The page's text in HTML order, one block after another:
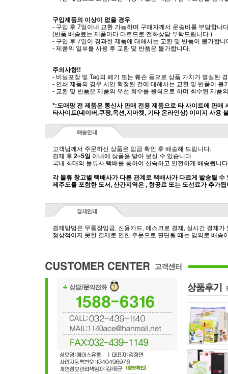
구입제품의 이상이 없을 경우
- 구입 후 7일이내 교환 가능하며 구매자께서 운송비를 부담합니
(반품 배송료는 제품마다 다르므로 전화상담 부탁드립니다.)
- 구입 후 7일이 경과한 제품에 대해서는 교환 및 반품이 불가합니
- 제품의 일부를 사용 후 교환 및 반품은 불가합니다.
주의사항!!
- 비닐포장 및 Tag의 폐기 또는 훼손 등으로 상품 가치가 멸실된
- 인쇄 제품의 경우 시안 확정된 건에 대해서는 교환 및 반품이 불
- 교환 및 반품은 제품의 우선 회수를 원칙으로 하며 회수된 제품
*:도매팡 전 제품은 통신사 판매 전용 제품으로 타 사이트에 판매
타사이트(네이버,쿠팡,옥션,지마켓, 기타 온라인상) 이미지 사용
고객님께서 주문하신 상품은 입금 확인 후 배송해 드립니다.
결제 후 2~5일 이내에 상품을 받아 보실 수 있습니다.
국내 최대의 물류사 택배를 통하여 신속하고 안전하게 배송됩니
각 물류 창고별 택배사가 다른 관계로 택배사가 다르게 발송될 수
제주도를 포함한 도서, 산간지역은 , 항공료 또는 도선료가 추가됩
결제방법은 무통장입금, 신용카드, 에스크로 결제, 실시간 결제가
정상적이지 못한 결제로 인한 주문으로 판단될 때는 임의로 배송